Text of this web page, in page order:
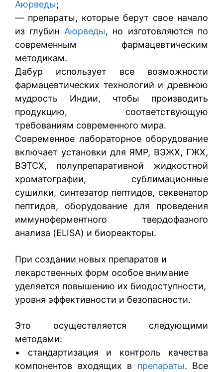
Аюрведы;
— препараты, которые берут свое начало
из глубин Аюрведы, но изготовляются по
современным фармацевтическим
методикам.
Дабур использует все возможности
фармацевтических технологий и древнюю
мудрость Индии, чтобы производить
продукцию, соответствующую
требованиям современного мира.
Современное лабораторное оборудование
включает установки для ЯМР, ВЭЖХ, ГЖХ,
ВЭТСХ, полупрепаративной жидкостной
хроматографии, сублимационные
сушилки, синтезатор пептидов, секвенатор
пептидов, оборудование для проведения
иммуноферментного твердофазного
анализа (ELISA) и биореакторы.
При создании новых препаратов и
лекарственных форм особое внимание
уделяется повышению их биодоступности,
уровня эффективности и безопасности.
Это осуществляется следующими
методами:
• стандартизация и контроль качества
компонентов входящих в препараты. Все